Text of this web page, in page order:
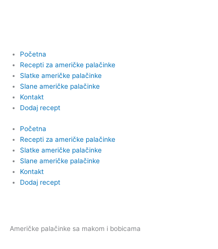
Početna
Recepti za američke palačinke
Slatke američke palačinke
Slane američke palačinke
Kontakt
Dodaj recept
Početna
Recepti za američke palačinke
Slatke američke palačinke
Slane američke palačinke
Kontakt
Dodaj recept
Američke palačinke sa makom i bobicama